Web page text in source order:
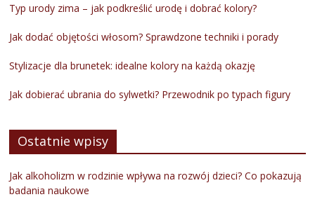
Typ urody zima – jak podkreślić urodę i dobrać kolory?
Jak dodać objętości włosom? Sprawdzone techniki i porady
Stylizacje dla brunetek: idealne kolory na każdą okazję
Jak dobierać ubrania do sylwetki? Przewodnik po typach figury
Ostatnie wpisy
Jak alkoholizm w rodzinie wpływa na rozwój dzieci? Co pokazują
badania naukowe